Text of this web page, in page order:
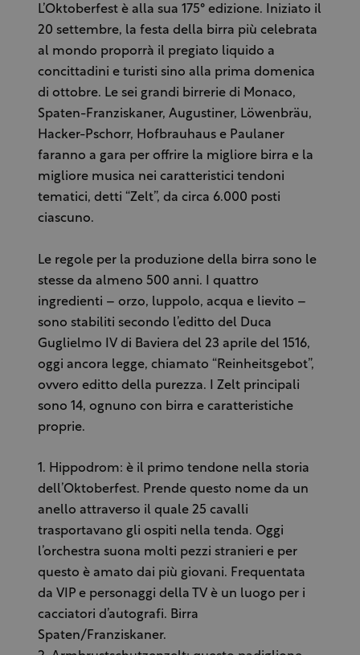
L’Oktoberfest è alla sua 175° edizione. Iniziato il
20 settembre, la festa della birra più celebrata
al mondo proporrà il pregiato liquido a
concittadini e turisti sino alla prima domenica
di ottobre. Le sei grandi birrerie di Monaco,
Spaten-Franziskaner, Augustiner, Löwenbräu,
Hacker-Pschorr, Hofbrauhaus e Paulaner
faranno a gara per offrire la migliore birra e la
migliore musica nei caratteristici tendoni
tematici, detti “Zelt”, da circa 6.000 posti
ciascuno.
Le regole per la produzione della birra sono le
stesse da almeno 500 anni. I quattro
ingredienti – orzo, luppolo, acqua e lievito –
sono stabiliti secondo l’editto del Duca
Guglielmo IV di Baviera del 23 aprile del 1516,
oggi ancora legge, chiamato “Reinheitsgebot”,
ovvero editto della purezza. I Zelt principali
sono 14, ognuno con birra e caratteristiche
proprie.
1. Hippodrom: è il primo tendone nella storia
dell’Oktoberfest. Prende questo nome da un
anello attraverso il quale 25 cavalli
trasportavano gli ospiti nella tenda. Oggi
l’orchestra suona molti pezzi stranieri e per
questo è amato dai più giovani. Frequentata
da VIP e personaggi della TV è un luogo per i
cacciatori d’autografi. Birra
Spaten/Franziskaner.